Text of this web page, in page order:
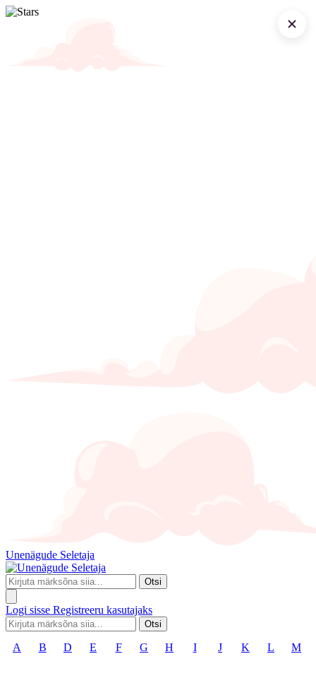
Unenägude Seletaja
Otsi
Logi sisse Registreeru kasutajaks
Otsi
A B D E F G H I J K L M